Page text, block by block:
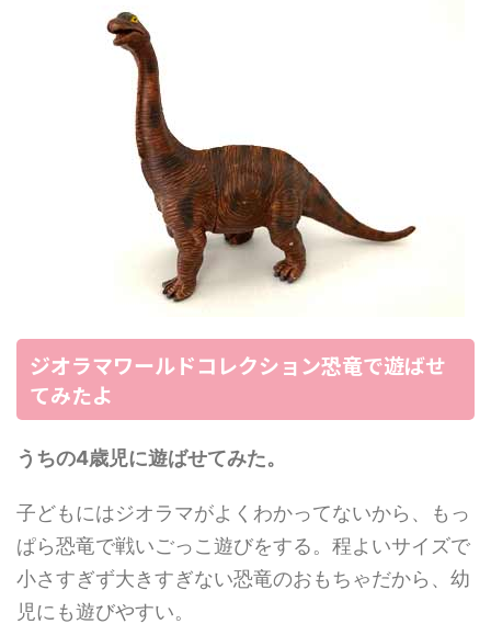
ジオラマワールドコレクション恐竜で遊ばせ
てみたよ
うちの4歳児に遊ばせてみた。
子どもにはジオラマがよくわかってないから、もっ
ぱら恐竜で戦いごっこ遊びをする。程よいサイズで
小さすぎず大きすぎない恐竜のおもちゃだから、幼
児にも遊びやすい。